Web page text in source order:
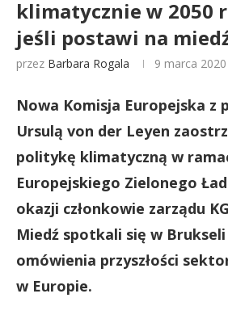
klimatycznie w 2050
jeśli postawi na
przez Barbara Rogala 9 marca 2020
Nowa Komisja Europejska z
Ursulą von der Leyen
politykę klimatyczną w
Europejskiego Zielonego
okazji członkowie zarządu
Miedź spotkali się w
omówienia przyszłości
w Europie.